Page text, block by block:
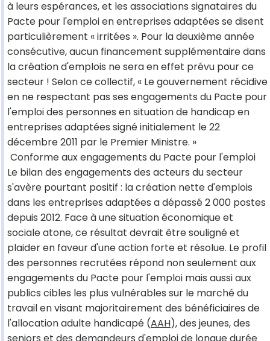
à leurs espérances, et les associations signataires du
Pacte pour l'emploi en entreprises adaptées se disent
particulièrement « irritées ». Pour la deuxième année
consécutive, aucun financement supplémentaire dans
la création d'emplois ne sera en effet prévu pour ce
secteur ! Selon ce collectif, « Le gouvernement récidive
en ne respectant pas ses engagements du Pacte pour
l'emploi des personnes en situation de handicap en
entreprises adaptées signé initialement le 22
décembre 2011 par le Premier Ministre. »
Conforme aux engagements du Pacte pour l'emploi
Le bilan des engagements des acteurs du secteur
s'avère pourtant positif : la création nette d'emplois
dans les entreprises adaptées a dépassé 2 000 postes
depuis 2012. Face à une situation économique et
sociale atone, ce résultat devrait être souligné et
plaider en faveur d'une action forte et résolue. Le profil
des personnes recrutées répond non seulement aux
engagements du Pacte pour l'emploi mais aussi aux
publics cibles les plus vulnérables sur le marché du
travail en visant majoritairement des bénéficiaires de
l'allocation adulte handicapé (AAH), des jeunes, des